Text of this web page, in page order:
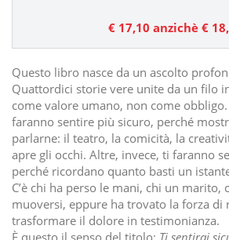
€ 17,10 anzichè €
Questo libro nasce da un ascolto
Quattordici storie vere unite da un filo
come valore umano, non come
faranno sentire più sicuro, perché
parlarne: il teatro, la comicità, la
apre gli occhi. Altre, invece, ti faranno
perché ricordano quanto basti un
C’è chi ha perso le mani, chi un marito,
muoversi, eppure ha trovato la forza di
trasformare il dolore in testimonianza.
È questo il senso del titolo: Ti sentirai